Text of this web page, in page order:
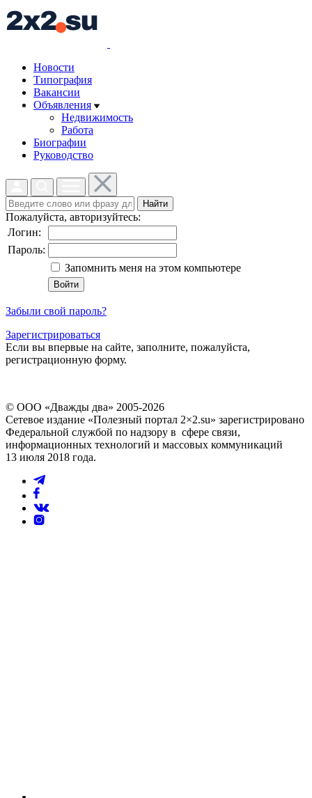
Новости
Типография
Вакансии
Объявления
Недвижимость
Работа
Биографии
Руководство
Найти
Пожалуйста, авторизуйтесь:
Логин:
Пароль:
Запомнить меня на этом компьютере
Забыли свой пароль?
Зарегистрироваться
Если вы впервые на сайте, заполните, пожалуйста,
регистрационную форму.
© ООО «Дважды два» 2005-2026
Сетевое издание «Полезный портал 2×2.su» зарегистрировано
Федеральной службой по надзору в сфере связи,
информационных технологий и массовых коммуникаций
13 июля 2018 года.